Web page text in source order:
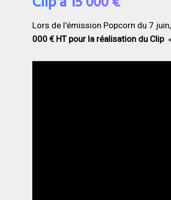
Lors de l'émission Popcorn du 7
000 € HT pour la réalisation du Clip«